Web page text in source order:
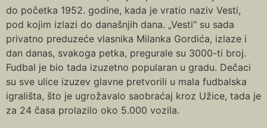
do početka 1952. godine, kada je vratio naziv Vesti,
pod kojim izlazi do današnjih dana. „Vesti“ su sada
privatno preduzeće vlasnika Milanka Gordića, izlaze i
dan danas, svakoga petka, pregurale su 3000-ti broj.
Fudbal je bio tada izuzetno popularan u gradu. Dečaci
su sve ulice izuzev glavne pretvorili u mala fudbalska
igrališta, što je ugrožavalo saobraćaj kroz Užice, tada je
za 24 časa prolazilo oko 5.000 vozila.